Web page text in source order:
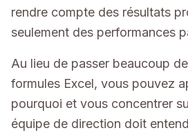
rendre compte des résultats
seulement des performances
Au lieu de passer beaucoup
formules Excel, vous pouvez
pourquoi et vous concentrer
équipe de direction doit